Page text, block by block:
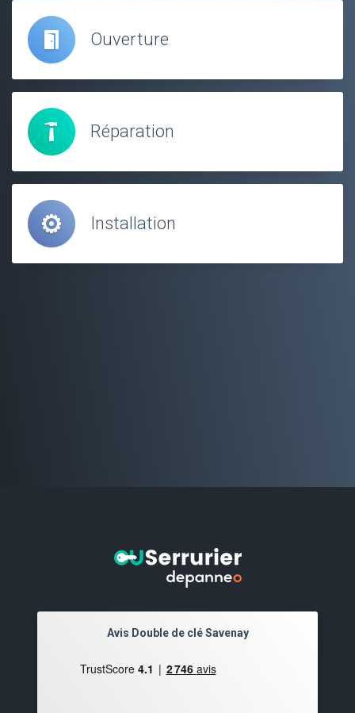
Ouverture
Réparation
Installation
Avis Double de clé Savenay